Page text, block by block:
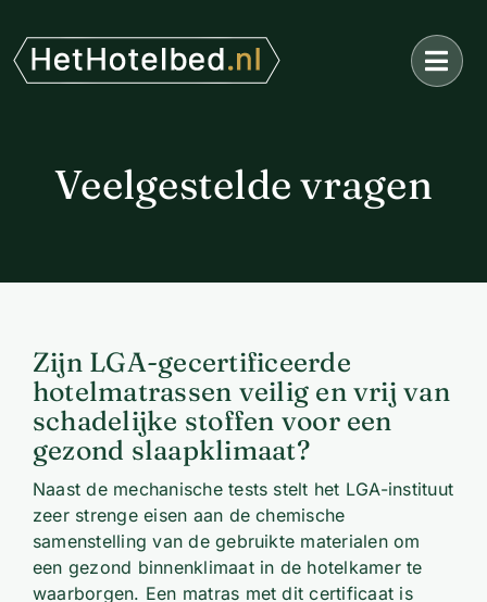
naar
inhoud
Veelgestelde vragen
Zijn LGA-gecertificeerde
hotelmatrassen veilig en vrij van
schadelijke stoffen voor een
gezond slaapklimaat?
Naast de mechanische tests stelt het LGA-instituut
zeer strenge eisen aan de chemische
samenstelling van de gebruikte materialen om
een gezond binnenklimaat in de hotelkamer te
waarborgen. Een matras met dit certificaat is